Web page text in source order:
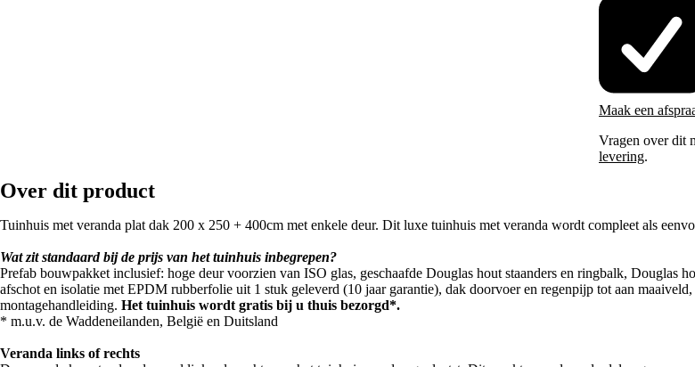
Maak een
Vragen over dit
levering.
Over dit product
Tuinhuis met veranda plat dak 200 x 250 + 400cm met enkele deur. Dit luxe tuinhuis met veranda wordt compleet als
Wat zit standaard bij de prijs van het tuinhuis inbegrepen?
Prefab bouwpakket inclusief: hoge deur voorzien van ISO glas, geschaafde Douglas hout staanders en ringbalk, Douglas
afschot en isolatie met EPDM rubberfolie uit 1 stuk geleverd (10 jaar garantie), dak doorvoer en regenpijp tot aan
montagehandleiding. Het tuinhuis wordt gratis bij u thuis bezorgd*.
* m.u.v. de Waddeneilanden, België en Duitsland
Veranda links of rechts